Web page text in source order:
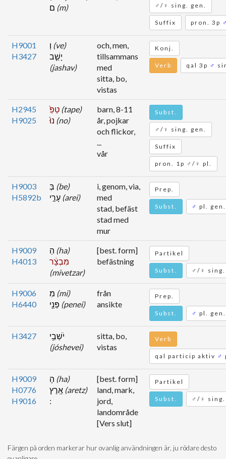
(m) ♂/♀ sing. gen.
Suffix pron. 3p
H9001
H3427
(ve)
יָשַׁ֤ב
(jashav)
och, men,
tillsammans
med
sitta, bo,
vistas
Konj.
Verb qal 3p ♂
H2945
H9025
(tape)
(no)
barn, 8-11
år, pojkar
och flickor,
...
vår
Subst.
♂/♀ sing. gen.
Suffix
pron. 1p ♂/♀ pl.
H9003
H5892b
(be)
(arei)
i, genom, via,
med
stad, befäst
stad med
mur
Prep.
Subst. ♂ pl. gen.
H9009
H4013
(ha)
מִּבְצָ֔ר
(mivetzar)
[best. form]
befästning
Partikel
Subst. ♂/♀ sing.
H9006
H6440
(mi)
(penei)
från
ansikte
Prep.
Subst. ♂ pl. gen.
H3427
יֹשְׁבֵ֥י
(jóshevei)
sitta, bo,
vistas
Verb
qal particip aktiv ♂
H9009
H0776
H9016
(ha)
(aretz)
[best. form]
land, mark,
jord,
landområde
[Vers slut]
Partikel
Subst. ♂/♀ sing.
Färgen på orden markerar hur ovanlig användningen är, ju rödare desto